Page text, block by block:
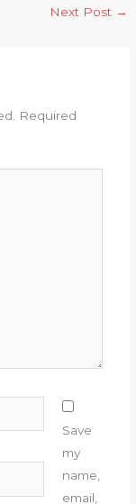
Next Post →
Required
Save
my
name,
email,